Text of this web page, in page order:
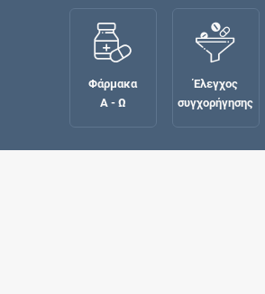
Φάρμακα
Α - Ω
Έλεγχος
συγχορήγησης